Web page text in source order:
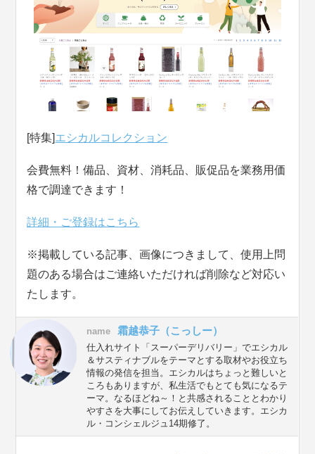
[特集] エシカルコレクション
会費無料！備品、資材、消耗品、販促品を業務用価
格で調達できます！
詳細・ご登録はこちら
※掲載している記事、画像につきまして、使用上問
題のある場合はご連絡いただければ削除など対応い
たします。
name 霜越恭子（こっしー）
仕入れサイト「スーパーデリバリー」でエシカル
＆サスティナブルをテーマとする取材やお役立ち
情報の発信を担当。エシカルはちょっと難しいと
ころもありますが、私生活でもとても気になるテ
ーマ。なるほどね～！と共感されることとわかり
やすさを大事にしてお伝えしていきます。エシカ
ル・コンシェルジュ14期修了。